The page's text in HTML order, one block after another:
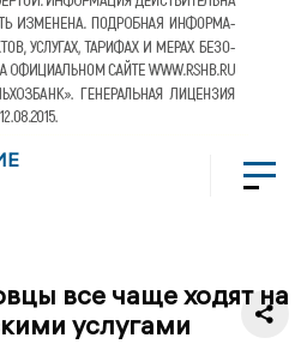
все чаще ходят на
услугами